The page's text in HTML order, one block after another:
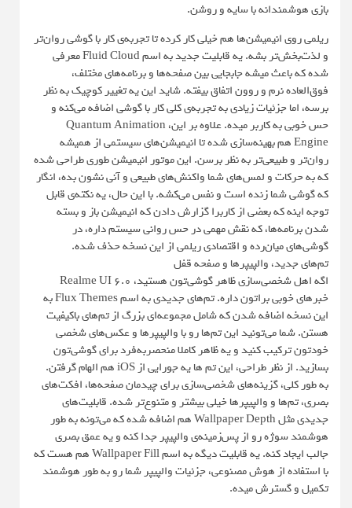
بازی هوشمندانه با سایه و روشن.
ریلمی روی انیمیشن‌ها هم خیلی کار کرده تا تجربه‌ی کار با گوشی روان‌تر
و لذت‌بخش‌تر بشه. یه قابلیت جدید به اسم Fluid Cloud معرفی
شده که باعث میشه جابجایی بین صفحه‌ها و برنامه‌های مختلف،
فوق‌العاده نرم و روون اتفاق بیفته. شاید این یه تغییر کوچیک به نظر
برسه، اما جزئیات زیادی به تجربه‌ی کلی کار با گوشی اضافه می‌کنه و
حس خوبی به کاربر میده. علاوه بر این، Quantum Animation
Engine هم بهینه‌سازی شده تا انیمیشن‌های سیستمی از همیشه
روان‌تر و طبیعی‌تر به نظر برسن. این موتور انیمیشن طوری طراحی شده
که به حرکات و لمس‌های شما واکنش‌های طبیعی و آنی نشون بده، انگار
که گوشی شما زنده است و نفس می‌کشه. با این حال، یه نکته‌ی قابل
توجه اینه که بعضی از کاربرا گزارش دادن که انیمیشن باز و بسته
شدن برنامه‌ها، که نقش مهمی در حس روانی سیستم داره، در
گوشی‌های میان‌رده و اقتصادی ریلمی از این نسخه حذف شده.
تم‌های جدید، والپیپرها و صفحه قفل
اگه اهل شخصی‌سازی ظاهر گوشی‌تون هستید، Realme UI 6.0
خبرهای خوبی براتون داره. تم‌های جدیدی به اسم Flux Themes به
این نسخه اضافه شدن که شامل مجموعه‌ای بزرگ از تم‌های باکیفیت
هستن. شما می‌تونید این تم‌ها رو با والپیپرها و عکس‌های شخصی
خودتون ترکیب کنید و یه ظاهر کاملا منحصربه‌فرد برای گوشی‌تون
بسازید. از نظر طراحی، این تم ها یه جورایی از iOS هم الهام گرفتن.
به طور کلی، گزینه‌های شخصی‌سازی برای چیدمان صفحه‌ها، افکت‌های
بصری، تم‌ها و والپیپرها خیلی بیشتر و متنوع‌تر شده. قابلیت‌های
جدیدی مثل Wallpaper Depth هم اضافه شده که می‌تونه به طور
هوشمند سوژه رو از پس‌زمینه‌ی والپیپر جدا کنه و یه عمق بصری
جالب ایجاد کنه. یه قابلیت دیگه به اسم Wallpaper Fill هم هست که
با استفاده از هوش مصنوعی، جزئیات والپیپر شما رو به طور هوشمند
تکمیل و گسترش میده.